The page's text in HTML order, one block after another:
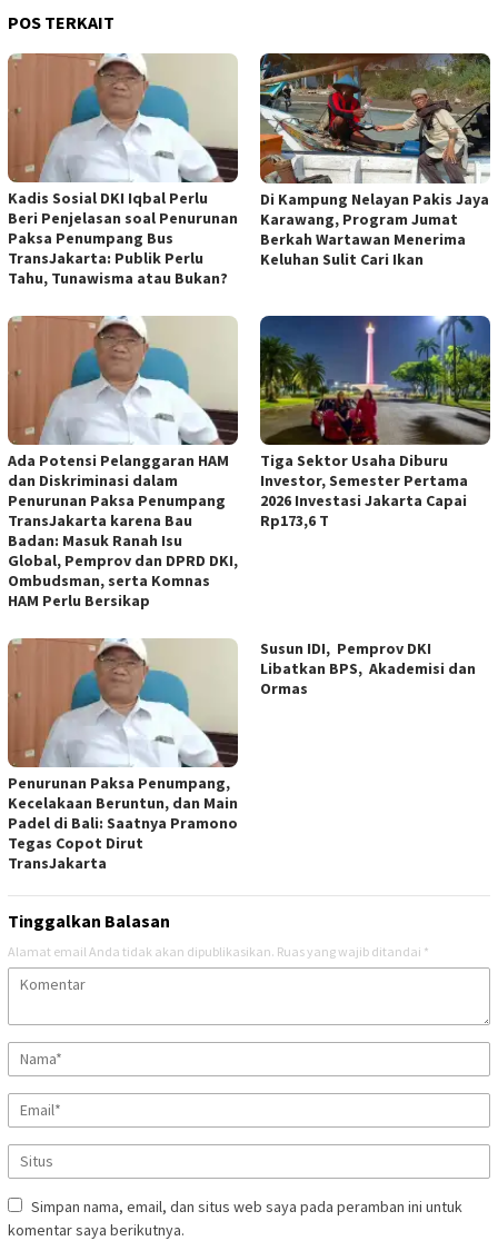
POS TERKAIT
Kadis Sosial DKI Iqbal Perlu
Beri Penjelasan soal Penurunan
Paksa Penumpang Bus
TransJakarta: Publik Perlu
Tahu, Tunawisma atau Bukan?
Di Kampung Nelayan Pakis Jaya
Karawang, Program Jumat
Berkah Wartawan Menerima
Keluhan Sulit Cari Ikan
Ada Potensi Pelanggaran HAM
dan Diskriminasi dalam
Penurunan Paksa Penumpang
TransJakarta karena Bau
Badan: Masuk Ranah Isu
Global, Pemprov dan DPRD DKI,
Ombudsman, serta Komnas
HAM Perlu Bersikap
Tiga Sektor Usaha Diburu
Investor, Semester Pertama
2026 Investasi Jakarta Capai
Rp173,6 T
Penurunan Paksa Penumpang,
Kecelakaan Beruntun, dan Main
Padel di Bali: Saatnya Pramono
Tegas Copot Dirut
TransJakarta
Susun IDI, Pemprov DKI
Libatkan BPS, Akademisi dan
Ormas
Tinggalkan Balasan
Alamat email Anda tidak akan dipublikasikan. Ruas yang wajib ditandai *
Simpan nama, email, dan situs web saya pada peramban ini untuk
komentar saya berikutnya.